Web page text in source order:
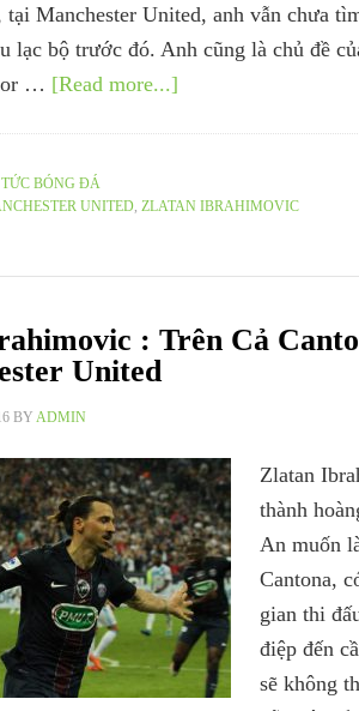
tại Manchester United, anh vẫn chưa
lạc bộ trước đó. Anh cũng là chủ đề
… [Read more...]
BÓNG ĐÁ
UNITED, ZLATAN IBRAHIMOVIC
: Trên Cả
United
BY ADMIN
Zlatan
thành
An muốn
Cantona,
gian thi
điệp đến
sẽ không